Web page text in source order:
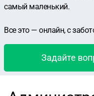
самый маленький.
Все это — онлайн, с
Задайте